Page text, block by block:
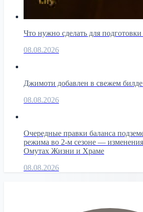
Что нужно сделать для подготовки
08.08.2026
Джимоти добавлен в свежем билде
08.08.2026
Очередные правки баланса
режима во 2-м сезоне —
Омутах Жизни и Храме
08.08.2026